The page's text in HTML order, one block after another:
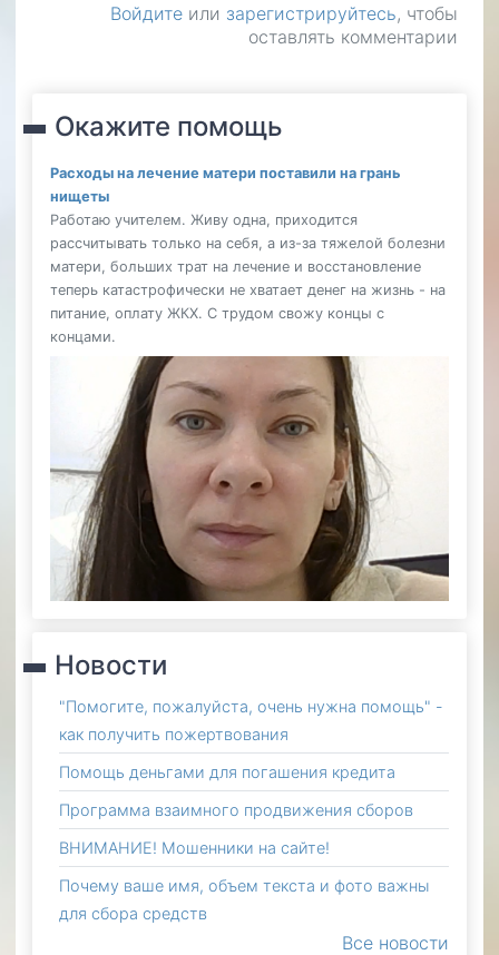
Войдите или зарегистрируйтесь, чтобы
оставлять комментарии
Окажите помощь
Расходы на лечение матери поставили на грань
нищеты
Работаю учителем. Живу одна, приходится
рассчитывать только на себя, а из-за тяжелой болезни
матери, больших трат на лечение и восстановление
теперь катастрофически не хватает денег на жизнь - на
питание, оплату ЖКХ. С трудом свожу концы с
концами.
Новости
"Помогите, пожалуйста, очень нужна помощь" -
как получить пожертвования
Помощь деньгами для погашения кредита
Программа взаимного продвижения сборов
ВНИМАНИЕ! Мошенники на сайте!
Почему ваше имя, объем текста и фото важны
для сбора средств
Все новости